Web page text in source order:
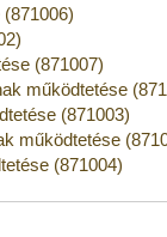
(871007)
működtetése
(871003)
működtetése
(871004)